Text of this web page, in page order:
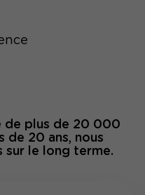
de plus de 20 000
de 20 ans, nous
sur le long terme.